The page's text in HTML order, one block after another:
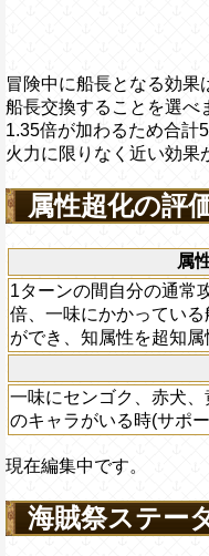
冒険中に船長となる効果
船長交換することを選べ
1.35倍が加わるため合計
火力に限りなく近い効果
属性超化の評
属
1ターンの間自分の通常
倍、一味にかかってい
ができ、知属性を超知
一味にセンゴク、赤犬
のキャラがいる時(サポ
現在編集中です。
海賊祭ステー